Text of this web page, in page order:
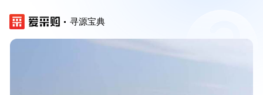
寻源宝典